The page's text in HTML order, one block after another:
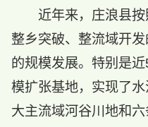
近年来，庄浪县按
整乡突破、整流域开
的规模发展。特别是
模扩张基地，实现了
大主流域河谷川地和